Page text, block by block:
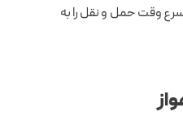
وقت حمل و نقل را به